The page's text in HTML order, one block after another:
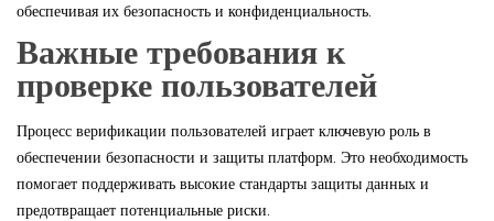
обеспечивая их безопасность и конфиденциальность.
Важные требования к
проверке пользователей
Процесс верификации пользователей играет ключевую роль в
обеспечении безопасности и защиты платформ. Это необходимость
помогает поддерживать высокие стандарты защиты данных и
предотвращает потенциальные риски.